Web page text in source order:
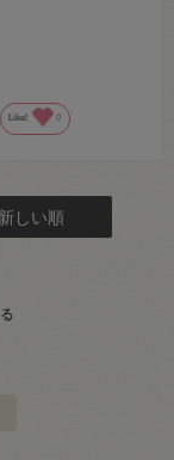
Like! 0
しい順